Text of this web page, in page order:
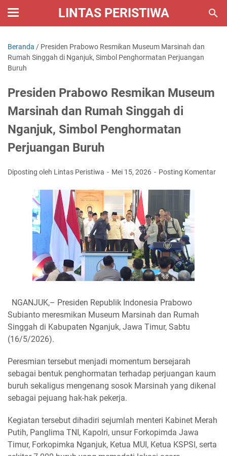
LINTAS PERISTIWA
Beranda / Presiden Prabowo Resmikan Museum Marsinah dan
Rumah Singgah di Nganjuk, Simbol Penghormatan Perjuangan
Buruh
Presiden Prabowo Resmikan Museum
Marsinah dan Rumah Singgah di
Nganjuk, Simbol Penghormatan
Perjuangan Buruh
Diposting oleh Lintas Peristiwa Mei 15, 2026 Posting Komentar
NGANJUK,– Presiden Republik Indonesia Prabowo
Subianto meresmikan Museum Marsinah dan Rumah
Singgah di Kabupaten Nganjuk, Jawa Timur, Sabtu
(16/5/2026).
Peresmian tersebut menjadi momentum bersejarah
sebagai bentuk penghormatan terhadap perjuangan kaum
buruh sekaligus mengenang sosok Marsinah yang dikenal
sebagai pejuang hak-hak pekerja.
Kegiatan tersebut dihadiri sejumlah menteri Kabinet Merah
Putih, Panglima TNI, Kapolri, unsur Forkopimda Jawa
Timur, Forkopimka Nganjuk, Ketua MUI, Ketua KSPSI, serta